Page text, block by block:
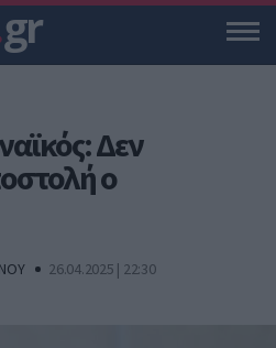
gr
Δεν
ο
26.04.2025 | 22:30